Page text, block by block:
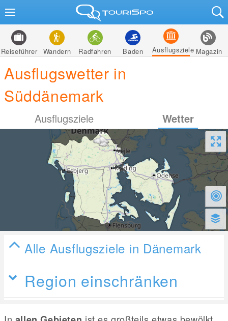
Reiseführer Wandern Radfahren Baden Ausflugsziele Magazin
Ausflugswetter in
Süddänemark
Ausflugsziele Wetter
Alle Ausflugsziele in Dänemark
Region einschränken